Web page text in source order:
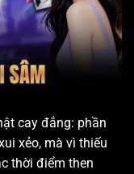
cay đắng: phần
xẻo, mà vì thiếu
thời điểm then